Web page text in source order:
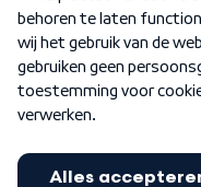
Nieuwsbrief
Word Lid